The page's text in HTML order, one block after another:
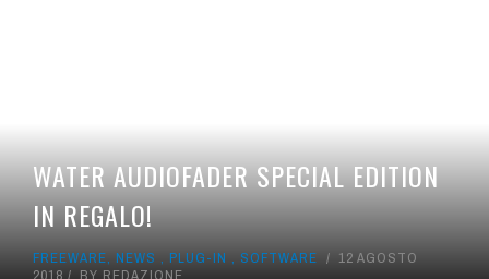
WATER AUDIOFADER SPECIAL EDITION
IN REGALO!
FREEWARE, NEWS , PLUG-IN , SOFTWARE
12 AGOSTO
2018
BY REDAZIONE